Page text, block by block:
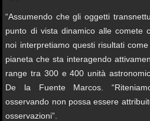
“Assumendo che gli oggetti
punto di vista dinamico alle comete
noi interpretiamo questi risultati
pianeta che sta interagendo
range tra 300 e 400 unità
De la Fuente Marcos.
osservando non possa essere
osservazioni”.